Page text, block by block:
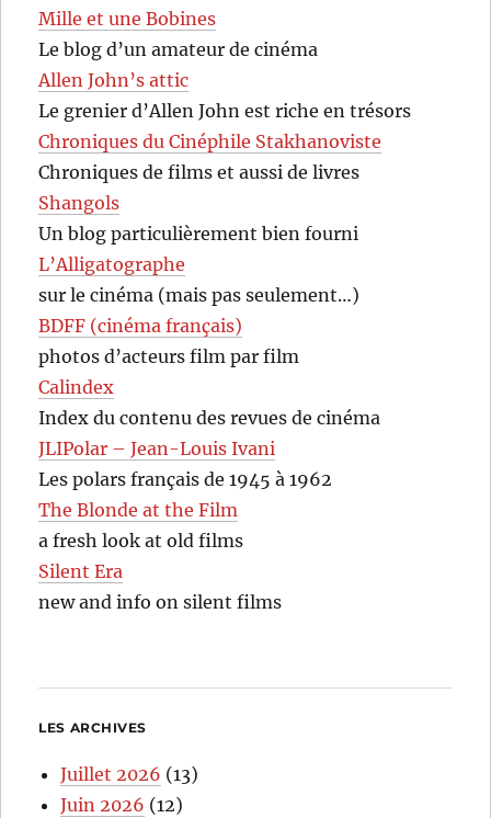
Mille et une Bobines
Le blog d’un amateur de cinéma
Allen John’s attic
Le grenier d’Allen John est riche en trésors
Chroniques du Cinéphile Stakhanoviste
Chroniques de films et aussi de livres
Shangols
Un blog particulièrement bien fourni
L’Alligatographe
sur le cinéma (mais pas seulement…)
BDFF (cinéma français)
photos d’acteurs film par film
Calindex
Index du contenu des revues de cinéma
JLIPolar – Jean-Louis Ivani
Les polars français de 1945 à 1962
The Blonde at the Film
a fresh look at old films
Silent Era
new and info on silent films
LES ARCHIVES
Juillet 2026 (13)
Juin 2026 (12)